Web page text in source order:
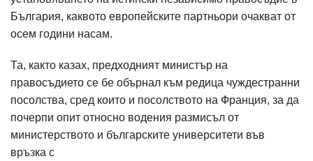
България, каквото европейските партньори очакват от
осем години насам.
Та, както казах, предходният министър на
правосъдието се бе обърнал към редица чуждестранни
посолства, сред които и посолството на Франция, за да
почерпи опит относно водения размисъл от
министерството и българските университети във
връзка с